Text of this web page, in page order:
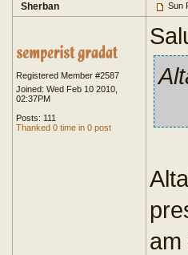
Sherban Sun
Registered Member #2587
Joined: Wed Feb 10 2010,
02:37PM
Posts: 111
Thanked 0 time in 0 post
am